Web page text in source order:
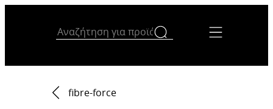
fibre-force